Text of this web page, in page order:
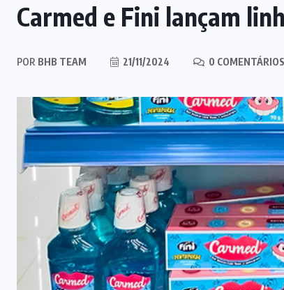
Carmed e Fini lançam
POR BHB TEAM 21/11/2024 0 COMENTÁRIOS